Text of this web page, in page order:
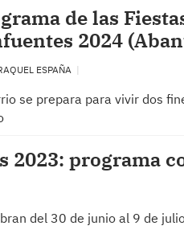
de las
2024
ESPAÑA
se prepara para vivir dos
2023: programa
del 30 de junio al 9 de